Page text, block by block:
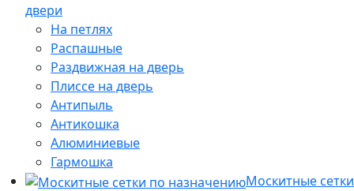
двери
На петлях
Распашные
Раздвижная на дверь
Плиссе на дверь
Антипыль
Антикошка
Алюминиевые
Гармошка
Москитные сетки